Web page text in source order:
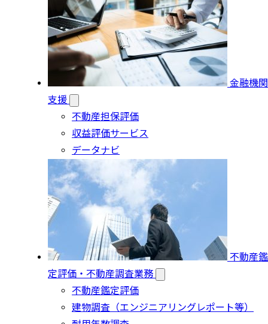
金融機関
支援
不動産担保評価
収益評価サービス
データナビ
不動産鑑
定評価・不動産調査業務
不動産鑑定評価
建物調査（エンジニアリングレポート等）